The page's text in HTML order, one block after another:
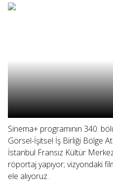
Sinema+ programının 340.
Görsel-İşitsel İş Birliği Bölge
İstanbul Fransız Kültür
röportaj yapıyor; vizyondaki
ele alıyoruz.